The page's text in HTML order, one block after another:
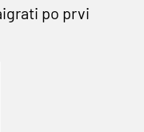
po prvi